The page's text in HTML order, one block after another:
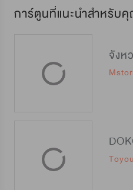
การ์ตูนที่แนะนำสำหรับ
จังห